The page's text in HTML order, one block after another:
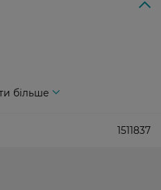
більше
1511837